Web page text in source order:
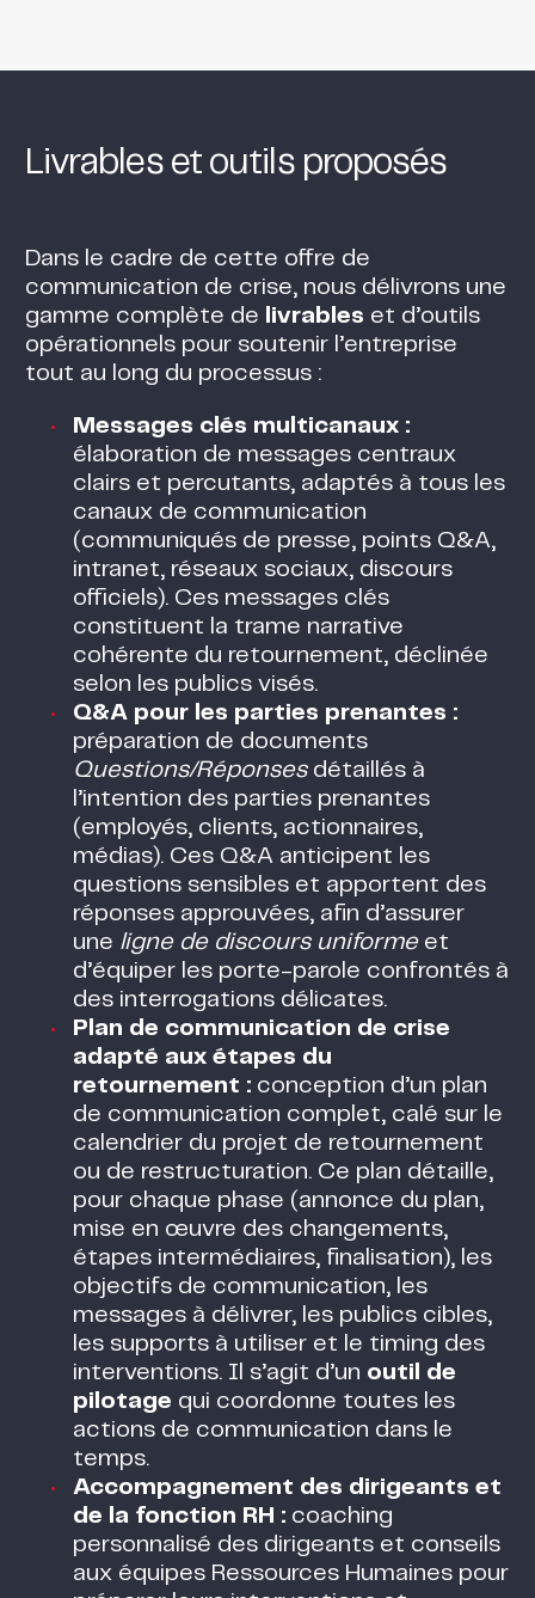
Livrables et outils proposés
Dans le cadre de cette offre de
communication de crise, nous délivrons une
gamme complète de
livrables et d’outils
opérationnels pour soutenir l’entreprise
tout au long du processus :
Messages clés multicanaux :
élaboration de messages centraux
clairs et percutants, adaptés à tous les
canaux de communication
(communiqués de presse, points Q&A,
intranet, réseaux sociaux, discours
officiels). Ces messages clés
constituent la trame narrative
cohérente du retournement, déclinée
selon les publics visés.
Q&A pour les parties prenantes :
préparation de documents
Questions/Réponsesdétaillés à
l’intention des parties prenantes
(employés, clients, actionnaires,
médias). Ces Q&A anticipent les
questions sensibles et apportent des
réponses approuvées, afin d’assurer
une ligne de discours uniformeet
d’équiper les porte-parole confrontés à
des interrogations délicates.
Plan de communication de crise
adapté aux étapes du
retournement :conception d’un plan
de communication complet, calé sur le
calendrier du projet de retournement
ou de restructuration. Ce plan détaille,
pour chaque phase (annonce du plan,
mise en œuvre des changements,
étapes intermédiaires, finalisation), les
objectifs de communication, les
messages à délivrer, les publics cibles,
les supports à utiliser et le timing des
interventions. Il s’agit d’un outil de
pilotage qui coordonne toutes les
actions de communication dans le
temps.
Accompagnement des dirigeants et
de la fonction RH :coaching
personnalisé des dirigeants et conseils
aux équipes Ressources Humaines pour